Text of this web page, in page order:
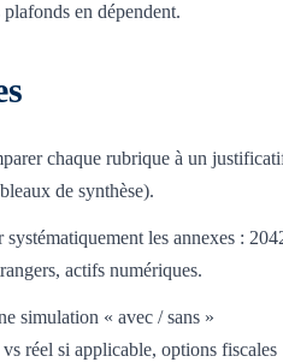
en dépendent.
chaque rubrique à un
de synthèse).
systématiquement les annexes :
actifs numériques.
simulation « avec / sans »
réel si applicable, options fiscales